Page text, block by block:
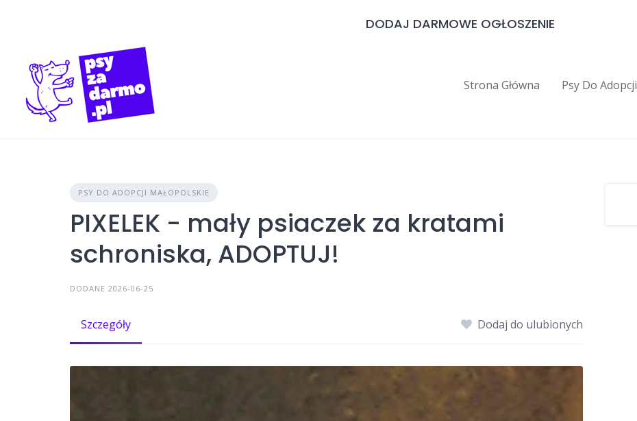
DODAJ DARMOWE OGŁOSZENIE
Strona Główna Psy Do Adopcji
PSY DO ADOPCJI MAŁOPOLSKIE
PIXELEK - mały psiaczek za kratami
schroniska, ADOPTUJ!
DODANE 2026-06-25
Szczegóły Dodaj do ulubionych